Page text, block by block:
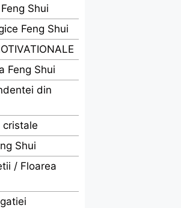
Shui
Feng Shui
Feng Shui
din
cristale
Shui
/ Floarea